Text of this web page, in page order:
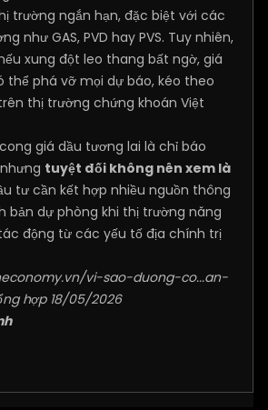
trường ngắn hạn, đặc biệt với các
như GAS, PVD hay PVS. Tuy nhiên,
xung đột leo thang bất ngờ, giá
thể phá vỡ mọi dự báo, kéo theo
thị trường chứng khoán Việt
giá dầu tương lai là chỉ báo
tuyệt đối không nên xem là
tư cần kết hợp nhiều nguồn thông
bản dự phòng khi thị trường năng
động từ các yếu tố địa chính trị
vi-sao-duong-co...an-
hợp 18/05/2026